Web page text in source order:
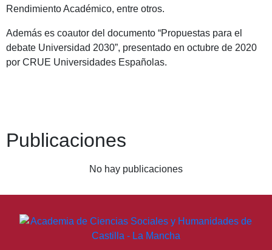
Rendimiento Académico, entre otros.
Además es coautor del documento “Propuestas para el
debate Universidad 2030”, presentado en octubre de 2020
por CRUE Universidades Españolas.
Publicaciones
No hay publicaciones